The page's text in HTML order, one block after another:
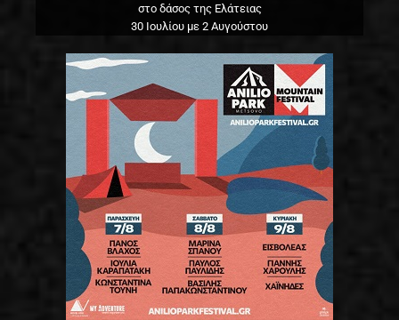
στο δάσος της Ελάτειας
30 Ιουλίου με 2 Αυγούστου